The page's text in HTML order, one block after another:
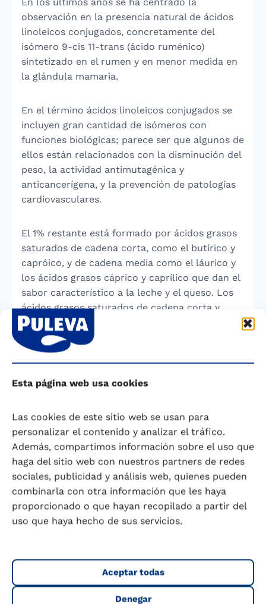
Esta página web usa cookies
Las cookies de este sitio web se usan para
personalizar el contenido y analizar el tráfico.
Además, compartimos información sobre el uso que
haga del sitio web con nuestros partners de redes
sociales, publicidad y análisis web, quienes pueden
combinarla con otra información que les haya
proporcionado o que hayan recopilado a partir del
uso que haya hecho de sus servicios.
Aceptar todas
Denegar
observación en la presencia natural de ácidos
linoleicos conjugados, concretamente del
isómero 9-cis 11-trans (ácido ruménico)
sintetizado en el rumen y en menor medida en
la glándula mamaria.
En el término ácidos linoleicos conjugados se
incluyen gran cantidad de isómeros con
funciones biológicas; parece ser que algunos de
ellos están relacionados con la disminución del
peso, la actividad antimutagénica y
anticancerígena, y la prevención de patologías
cardiovasculares.
El 1% restante está formado por ácidos grasos
saturados de cadena corta, como el butírico y
capróico, y de cadena media como el láurico y
los ácidos grasos cáprico y caprílico que dan el
sabor característico a la leche y el queso. Los
ácidos grasos saturados de cadena corta y
media favorecen la digestibilidad de la leche.
Por último, la grasa láctea también es el
K), de las que la leche es una buena fuente, así
Saber más…
Actualmente la industria láctea ofrece leche
con menos cantidad de grasa de la que aporta
la leche de modo natural. Según el contenido
graso se distinguen tres tipos de leche: entera,
contenido en grasa mayor o igual al 3,5% (m/m);
menor o igual al 0,5% (m/m).
Para finalizar, te recomendamos que visites a